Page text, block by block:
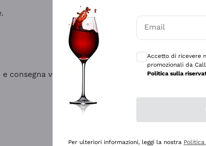
consegna velocissima
Email
Accetto di ricevere
promozionali da
Politica sulla
Per ulteriori informazioni, leggi la nostra